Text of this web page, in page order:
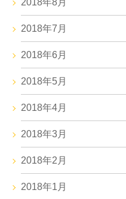
2018年8月
2018年7月
2018年6月
2018年5月
2018年4月
2018年3月
2018年2月
2018年1月